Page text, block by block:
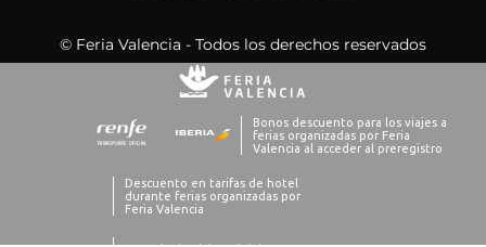
© Feria Valencia - Todos los derechos reservados